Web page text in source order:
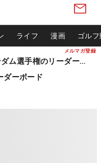
メルマガ登録
ライフ 漫画 ゴル
松山英樹ら出場 ウィンダム選手権のリーダーボード
ーボード